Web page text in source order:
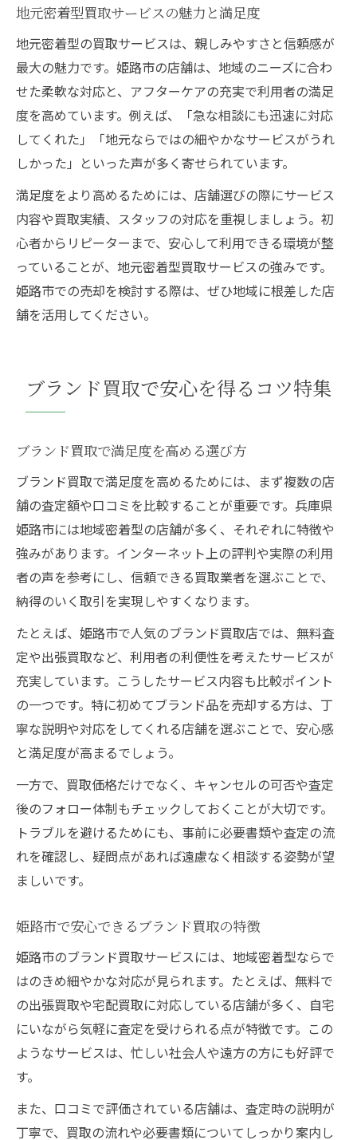
地元密着型買取サービスの魅力と満足度
地元密着型の買取サービスは、親しみやすさと信頼感が
最大の魅力です。姫路市の店舗は、地域のニーズに合わ
せた柔軟な対応と、アフターケアの充実で利用者の満足
度を高めています。例えば、「急な相談にも迅速に対応
してくれた」「地元ならではの細やかなサービスがうれ
しかった」といった声が多く寄せられています。
満足度をより高めるためには、店舗選びの際にサービス
内容や買取実績、スタッフの対応を重視しましょう。初
心者からリピーターまで、安心して利用できる環境が整
っていることが、地元密着型買取サービスの強みです。
姫路市での売却を検討する際は、ぜひ地域に根差した店
舗を活用してください。
ブランド買取で安心を得るコツ特集
ブランド買取で満足度を高める選び方
ブランド買取で満足度を高めるためには、まず複数の店
舗の査定額や口コミを比較することが重要です。兵庫県
姫路市には地域密着型の店舗が多く、それぞれに特徴や
強みがあります。インターネット上の評判や実際の利用
者の声を参考にし、信頼できる買取業者を選ぶことで、
納得のいく取引を実現しやすくなります。
たとえば、姫路市で人気のブランド買取店では、無料査
定や出張買取など、利用者の利便性を考えたサービスが
充実しています。こうしたサービス内容も比較ポイント
の一つです。特に初めてブランド品を売却する方は、丁
寧な説明や対応をしてくれる店舗を選ぶことで、安心感
と満足度が高まるでしょう。
一方で、買取価格だけでなく、キャンセルの可否や査定
後のフォロー体制もチェックしておくことが大切です。
トラブルを避けるためにも、事前に必要書類や査定の流
れを確認し、疑問点があれば遠慮なく相談する姿勢が望
ましいです。
姫路市で安心できるブランド買取の特徴
姫路市のブランド買取サービスには、地域密着型ならで
はのきめ細やかな対応が見られます。たとえば、無料で
の出張買取や宅配買取に対応している店舗が多く、自宅
にいながら気軽に査定を受けられる点が特徴です。この
ようなサービスは、忙しい社会人や遠方の方にも好評で
す。
また、口コミで評価されている店舗は、査定時の説明が
丁寧で、買取の流れや必要書類についてしっかり案内し